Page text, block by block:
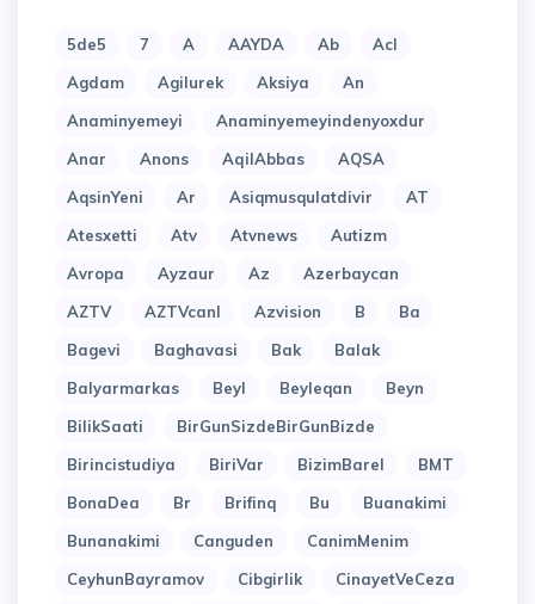
5de5 7 A AAYDA Ab
Acl
Agdam
Agilurek Aksiya
An
Anaminyemeyi
Anaminyemeyindenyoxdur
Anar
Anons AqilAbbas
AQSA
AqsinYeni
Ar Asiqmusqulatdivir
AT
Atesxetti
Atv Atvnews
Autizm
Avropa
Ayzaur Az
Azerbaycan
AZTV
AZTVcanl Azvision B
Ba
Bagevi
Baghavasi Bak
Balak
Balyarmarkas
Beyl Beyleqan
Beyn
BilikSaati
BirGunSizdeBirGunBizde
Birincistudiya
BiriVar BizimBarel
BMT
BonaDea
Br Brifinq Bu
Buanakimi
Bunanakimi
Canguden
CanimMenim
CeyhunBayramov
Cibgirlik
CinayetVeCeza